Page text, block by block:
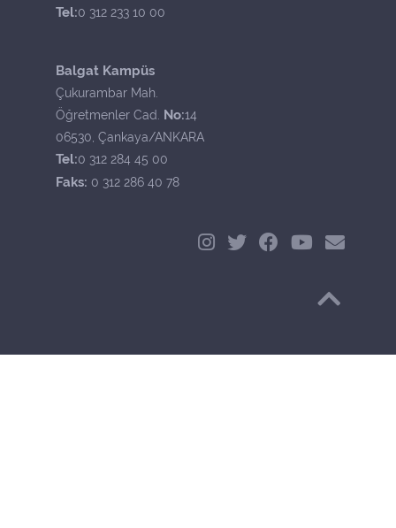
Tel:0 312 233 10 00
Balgat Kampüs
Çukurambar Mah.
Öğretmenler Cad. No:14
06530, Çankaya/ANKARA
Tel:0 312 284 45 00
Faks: 0 312 286 40 78